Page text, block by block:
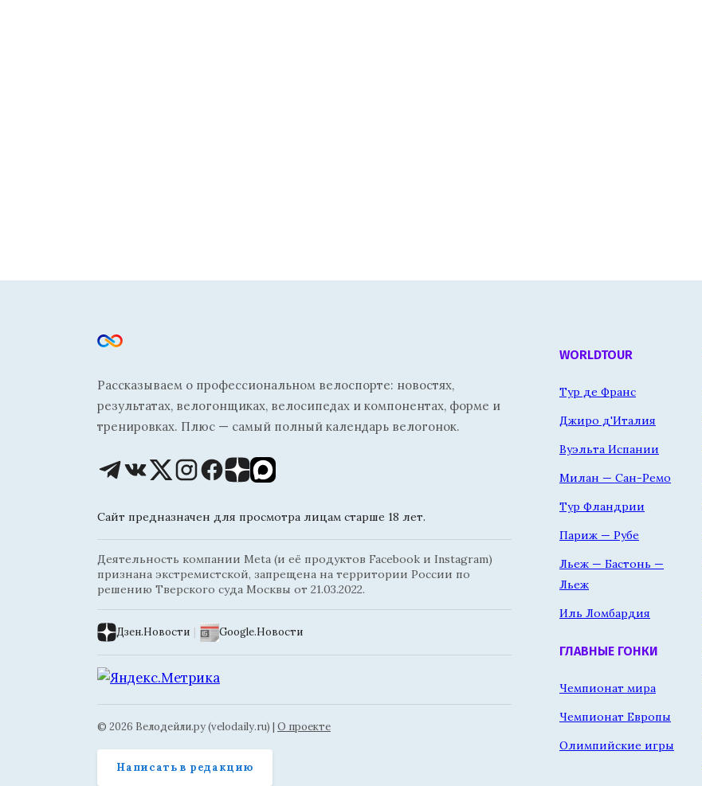
Рассказываем о профессиональном велоспорте: новостях,
результатах, велогонщиках, велосипедах и компонентах, форме и
тренировках. Плюс — самый полный календарь велогонок.
Сайт предназначен для просмотра лицам старше 18 лет.
Деятельность компании Meta (и её продуктов Facebook и Instagram)
признана экстремистской, запрещена на территории России по
решению Тверского суда Москвы от 21.03.2022.
Дзен.Новости | Google.Новости
© 2026 Велодейли.ру (velodaily.ru) | О проекте
Написать в редакцию
WORLDTOUR
Тур де Франс
Джиро д'Италия
Вуэльта Испании
Милан — Сан-Ремо
Тур Фландрии
Париж — Рубе
Льеж — Бастонь —
Льеж
Иль Ломбардия
ГЛАВНЫЕ ГОНКИ
Чемпионат мира
Чемпионат Европы
Олимпийские игры